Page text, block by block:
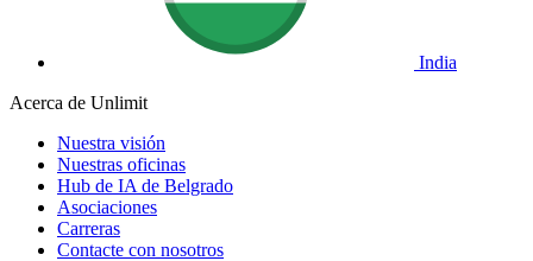
India
Acerca de Unlimit
Nuestra visión
Nuestras oficinas
Hub de IA de Belgrado
Asociaciones
Carreras
Contacte con nosotros